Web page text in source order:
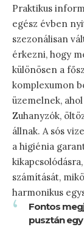
Praktikus
egész évben
szezonálisan
érkezni, hogy
különösen a
komplexumon
üzemelnek,
Zuhanyzók,
állnak. A sós
a higiénia
számítását,
harmonikus
Fontos
pusztán